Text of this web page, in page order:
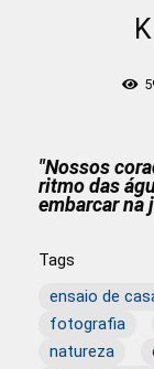
"Nossos
ritmo das
embarcar na
Tags
ensaio de
fotografia
natureza